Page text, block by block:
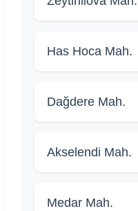
Has Hoca Mah.
Dağdere Mah.
Akselendi Mah.
Medar Mah.